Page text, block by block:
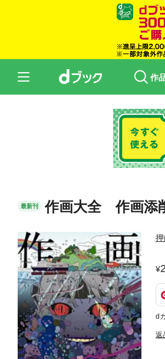
作
最新刊 作画大全 作画添
d
返